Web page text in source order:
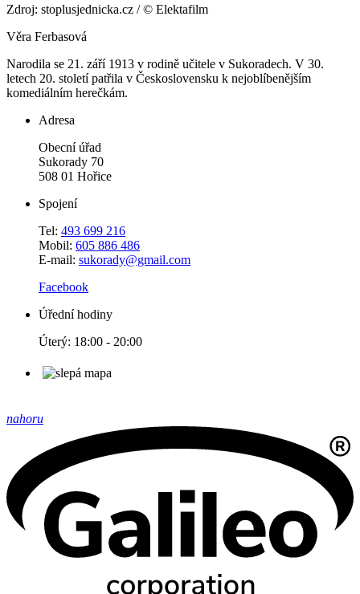
Zdroj: stoplusjednicka.cz / © Elektafilm
Věra Ferbasová
Narodila se 21. září 1913 v rodině učitele v Sukoradech. V 30.
letech 20. století patřila v Československu k nejoblíbenějším
komediálním herečkám.
Adresa
Obecní úřad
Sukorady 70
508 01 Hořice
Spojení
Tel: 493 699 216
Mobil: 605 886 486
E-mail: sukorady@gmail.com
Facebook
Úřední hodiny
Úterý: 18:00 - 20:00
nahoru